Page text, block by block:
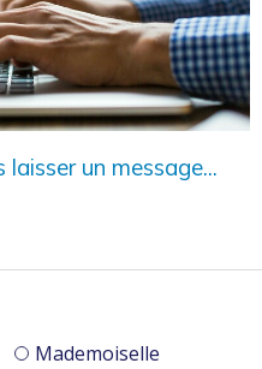
un message...
Mademoiselle